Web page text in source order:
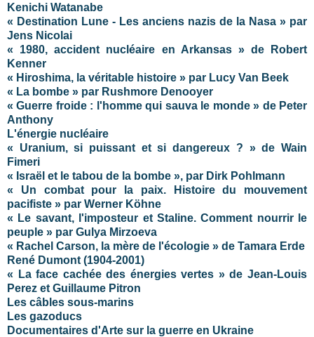
Kenichi Watanabe
« Destination Lune - Les anciens nazis de la Nasa » par
Jens Nicolai
« 1980, accident nucléaire en Arkansas » de Robert
Kenner
« Hiroshima, la véritable histoire » par Lucy Van Beek
« La bombe » par Rushmore Denooyer
« Guerre froide : l'homme qui sauva le monde » de Peter
Anthony
L'énergie nucléaire
« Uranium, si puissant et si dangereux ? » de Wain
Fimeri
« Israël et le tabou de la bombe », par Dirk Pohlmann
« Un combat pour la paix. Histoire du mouvement
pacifiste » par Werner Köhne
« Le savant, l'imposteur et Staline. Comment nourrir le
peuple » par Gulya Mirzoeva
« Rachel Carson, la mère de l'écologie » de Tamara Erde
René Dumont (1904-2001)
« La face cachée des énergies vertes » de Jean-Louis
Perez et Guillaume Pitron
Les câbles sous-marins
Les gazoducs
Documentaires d'Arte sur la guerre en Ukraine